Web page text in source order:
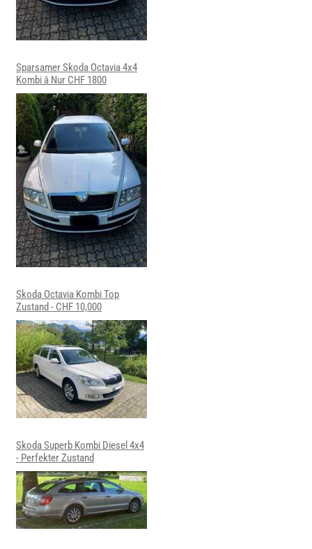
Sparsamer Skoda Octavia 4x4
Kombi â Nur CHF 1800
Skoda Octavia Kombi Top
Zustand - CHF 10,000
Skoda Superb Kombi Diesel 4x4
- Perfekter Zustand